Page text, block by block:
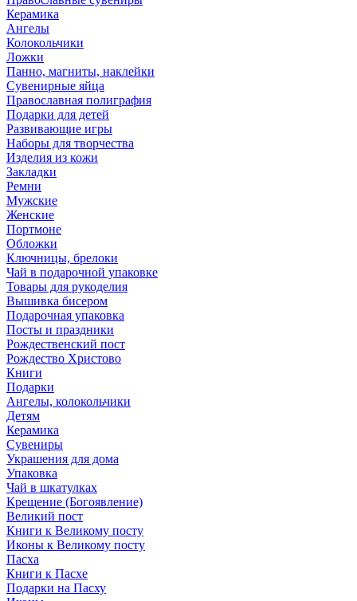
Керамика
Ангелы
Колокольчики
Ложки
Панно, магниты, наклейки
Сувенирные яйца
Православная полиграфия
Подарки для детей
Развивающие игры
Наборы для творчества
Изделия из кожи
Закладки
Ремни
Мужские
Женские
Портмоне
Обложки
Ключницы, брелоки
Чай в подарочной упаковке
Товары для рукоделия
Вышивка бисером
Подарочная упаковка
Посты и праздники
Рождественский пост
Рождество Христово
Книги
Подарки
Ангелы, колокольчики
Детям
Керамика
Сувениры
Украшения для дома
Упаковка
Чай в шкатулках
Крещение (Богоявление)
Великий пост
Книги к Великому посту
Иконы к Великому посту
Пасха
Книги к Пасхе
Подарки на Пасху